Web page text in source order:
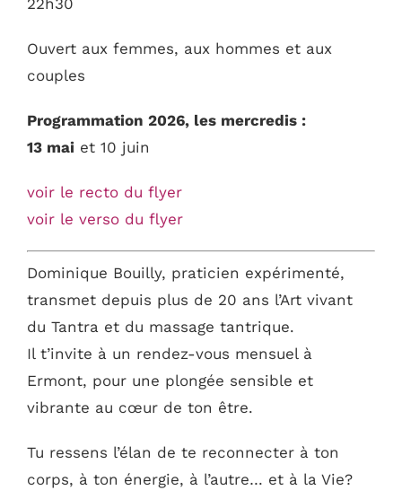
Ouvert aux femmes, aux hommes et aux
couples
Programmation 2026, les mercredis :
13 mai et 10 juin
voir le recto du flyer
voir le verso du flyer
Dominique Bouilly, praticien expérimenté,
transmet depuis plus de 20 ans l’Art vivant
du Tantra et du massage tantrique.
Il t’invite à un rendez-vous mensuel à
Ermont, pour une plongée sensible et
vibrante au cœur de ton être.
Tu ressens l’élan de te reconnecter à ton
corps, à ton énergie, à l’autre… et à la Vie?